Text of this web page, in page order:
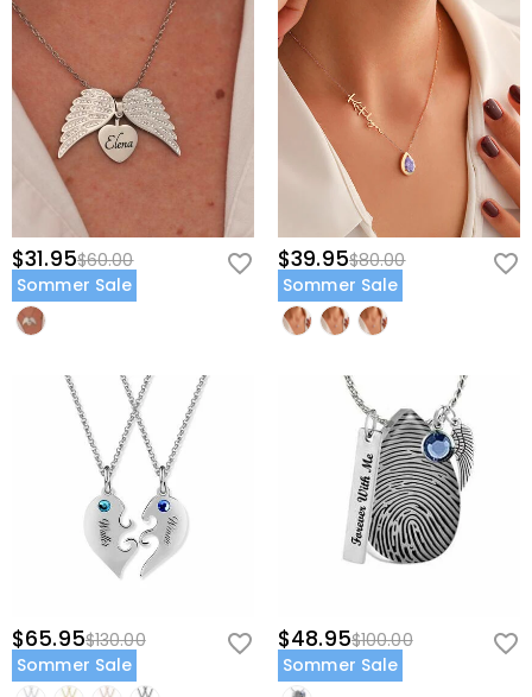
$31.95$60.00
Sommer Sale
$39.95$80.00
Sommer Sale
$65.95$130.00
Sommer Sale
$48.95$100.00
Sommer Sale